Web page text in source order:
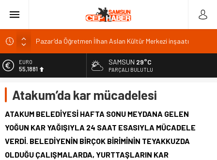
Yenice Barajı’nda doluluk yüzde 0, Karakuyu’da yüzde 99,8
9 Ağustos akaryakıt fiyatları: Benzine 1,56 TL artış
2026
EURO
55,1881
6.660,55
BİST
13.779,39
47,7111
SAMSUN 29°C
PARÇALI BULUTLU
Atakum’da kar mücadelesi
ATAKUM BELEDİYESİ HAFTA SONU MEYDANA GELEN
YOĞUN KAR YAĞIŞIYLA 24 SAAT ESASIYLA MÜCADELE
VERDİ. BELEDİYENİN BİRÇOK BİRİMİNİN TEYAKKUZDA
OLDUĞU ÇALIŞMALARDA, YURTTAŞLARIN KAR